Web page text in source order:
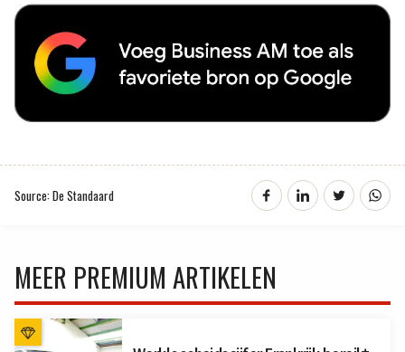
Source: De Standaard
MEER PREMIUM ARTIKELEN